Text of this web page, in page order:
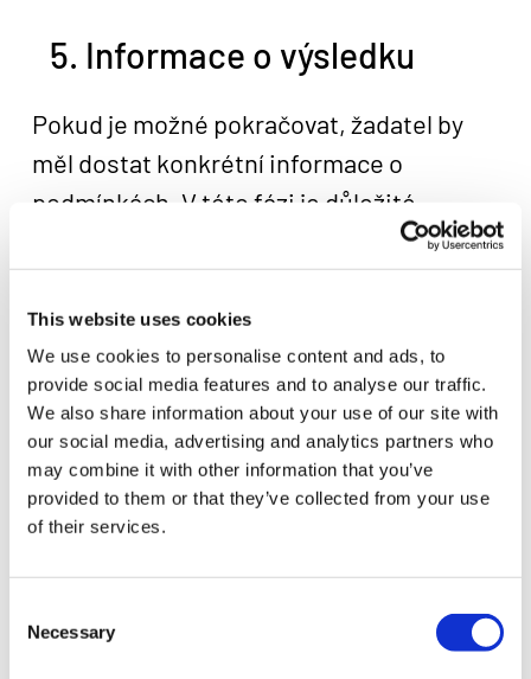
This website uses cookies
We use cookies to personalise content and ads, to
provide social media features and to analyse our traffic.
We also share information about your use of our site with
our social media, advertising and analytics partners who
may combine it with other information that you’ve
provided to them or that they’ve collected from your use
of their services.
Selection
Necessary
5. Informace o výsledku
Pokud je možné pokračovat, žadatel by
měl dostat konkrétní informace o
podmínkách. V této fázi je důležité
Rozhodující je cena a splatitelnost.
měsíční splátku,
celkovou částku k zaplacení,
RPSN,
úrokovou sazbu,
dobu splatnosti,
poplatky,
možnosti předčasného splacení,
6. Případné vyplacení peněz